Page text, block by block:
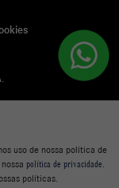
uso de nossa política de
política de privacidade
políticas.